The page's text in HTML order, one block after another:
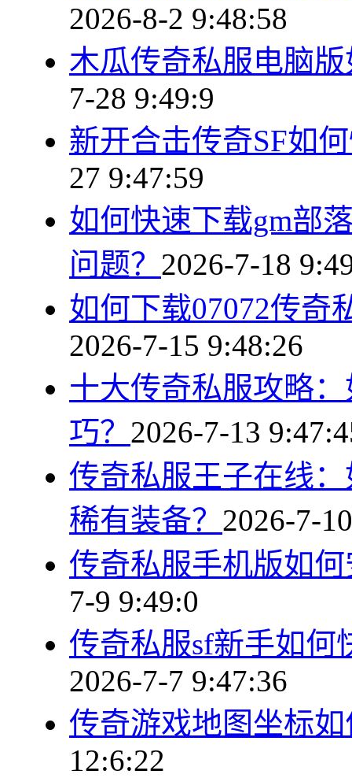
2026-8-2 9:48:58
木瓜传奇私服电脑
7-28 9:49:9
新开合击传奇SF如
27 9:47:59
如何快速下载gm部
问题？ 2026-7-18
如何下载07072传奇
2026-7-15 9:48:26
十大传奇私服攻略
巧？ 2026-7-13
传奇私服王子在线
稀有装备？ 2026-7-
传奇私服手机版如
7-9 9:49:0
传奇私服sf新手如何
2026-7-7 9:47:36
传奇游戏地图坐标
12:6:22